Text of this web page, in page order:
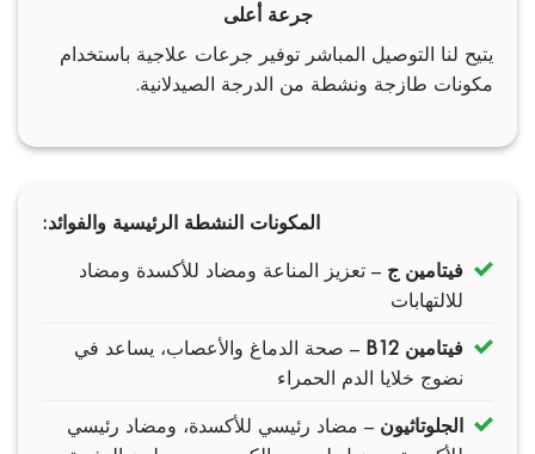
جرعة أعلى
يتيح لنا التوصيل المباشر توفير جرعات علاجية باستخدام
مكونات طازجة ونشطة من الدرجة الصيدلانية.
المكونات النشطة الرئيسية والفوائد:
فيتامين ج – تعزيز المناعة ومضاد للأكسدة ومضاد
للالتهابات
فيتامين B12
– صحة الدماغ والأعصاب، يساعد في
نضوج خلايا الدم الحمراء
الجلوتاثيون – مضاد رئيسي للأكسدة، ومضاد رئيسي